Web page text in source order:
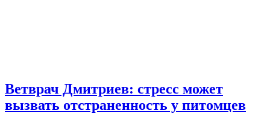
Ветврач Дмитриев: стресс может
вызвать отстраненность у питомцев